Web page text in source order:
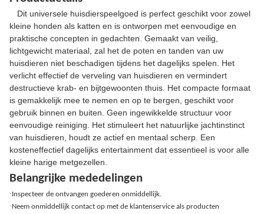
Dit universele huisdierspeelgoed is perfect geschikt voor zowel
kleine honden als katten en is ontworpen met eenvoudige en
praktische concepten in gedachten. Gemaakt van veilig,
lichtgewicht materiaal, zal het de poten en tanden van uw
huisdieren niet beschadigen tijdens het dagelijks spelen. Het
verlicht effectief de verveling van huisdieren en vermindert
destructieve krab- en bijtgewoonten thuis. Het compacte formaat
is gemakkelijk mee te nemen en op te bergen, geschikt voor
gebruik binnen en buiten. Geen ingewikkelde structuur voor
eenvoudige reiniging. Het stimuleert het natuurlijke jachtinstinct
van huisdieren, houdt ze actief en mentaal scherp. Een
kosteneffectief dagelijks entertainment dat essentieel is voor alle
kleine harige metgezellen.
Belangrijke mededelingen
·Inspecteer de ontvangen goederen onmiddellijk.
·Neem onmiddellijk contact op met de klantenservice als producten